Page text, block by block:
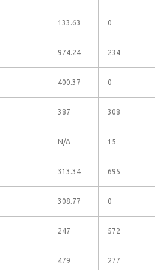
133.63 0
974.24 234
400.37 0
387 308
N/A 15
313.34 695
308.77 0
247 572
479 277